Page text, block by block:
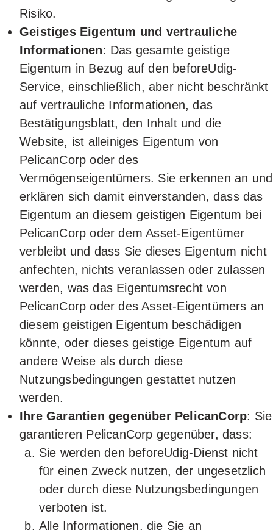
Risiko.
Geistiges Eigentum und vertrauliche
Informationen: Das gesamte geistige
Eigentum in Bezug auf den beforeUdig-
Service, einschließlich, aber nicht beschränkt
auf vertrauliche Informationen, das
Bestätigungsblatt, den Inhalt und die
Website, ist alleiniges Eigentum von
PelicanCorp oder des
Vermögenseigentümers. Sie erkennen an und
erklären sich damit einverstanden, dass das
Eigentum an diesem geistigen Eigentum bei
PelicanCorp oder dem Asset-Eigentümer
verbleibt und dass Sie dieses Eigentum nicht
anfechten, nichts veranlassen oder zulassen
werden, was das Eigentumsrecht von
PelicanCorp oder des Asset-Eigentümers an
diesem geistigen Eigentum beschädigen
könnte, oder dieses geistige Eigentum auf
andere Weise als durch diese
Nutzungsbedingungen gestattet nutzen
werden.
Ihre Garantien gegenüber PelicanCorp: Sie
garantieren PelicanCorp gegenüber, dass:
Sie werden den beforeUdig-Dienst nicht
für einen Zweck nutzen, der ungesetzlich
oder durch diese Nutzungsbedingungen
verboten ist.
Alle Informationen, die Sie an